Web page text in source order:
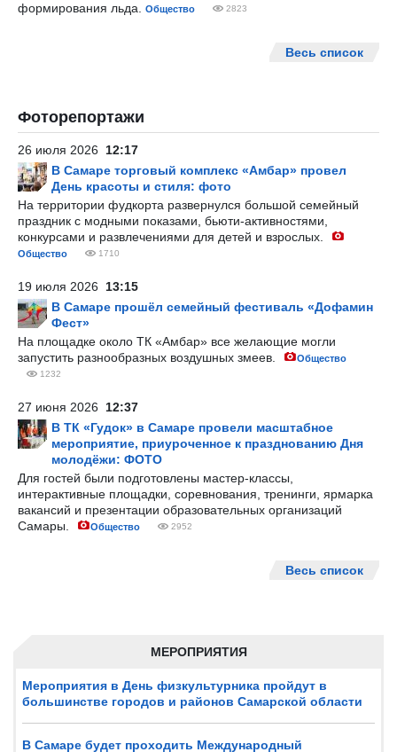
МЕРОПРИЯТИЯ
Мероприятия в День физкультурника пройдут в
большинстве городов и районов Самарской области
В Самаре будет проходить Международный
формирования льда.
Общество 2823
Весь список
Фоторепортажи
26 июля 2026 12:17
В Самаре торговый комплекс «Амбар» провел
День красоты и стиля: фото
На территории фудкорта развернулся большой семейный
праздник с модными показами, бьюти-активностями,
конкурсами и развлечениями для детей и взрослых.
Общество 1710
19 июля 2026 13:15
В Самаре прошёл семейный фестиваль «Дофамин
Фест»
На площадке около ТК «Амбар» все желающие могли
запустить разнообразных воздушных змеев.
Общество
1232
27 июня 2026 12:37
В ТК «Гудок» в Самаре провели масштабное
мероприятие, приуроченное к празднованию Дня
молодёжи: ФОТО
Для гостей были подготовлены мастер-классы,
интерактивные площадки, соревнования, тренинги, ярмарка
вакансий и презентации образовательных организаций
Самары.
Общество 2952
Весь список